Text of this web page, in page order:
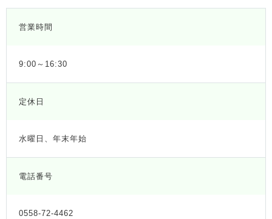
営業時間
9:00～16:30
定休日
水曜日、年末年始
電話番号
0558-72-4462